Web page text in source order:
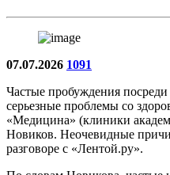
07.07.2026 1091
Частые пробуждения
серьезные проблемы со
«Медицина» (клиники
Новиков. Неочевидные
разговоре с «Лентой.ру».